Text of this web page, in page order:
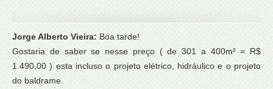
Jorge Alberto Vieira: Boa tarde!
Gostaria de saber se nesse preço ( de 301 a 400m² = R$
1.490,00 ) esta incluso o projeto elétrico, hidráulico e o projeto
do baldrame.